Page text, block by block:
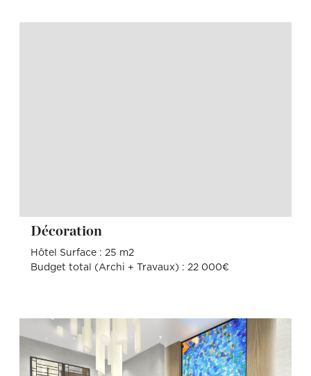
Décoration
Hôtel Surface : 25 m2
Budget total (Archi + Travaux) : 22 000€